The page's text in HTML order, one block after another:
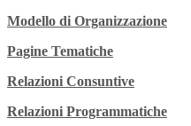
Modello di Organizzazione
Pagine Tematiche
Relazioni Consuntive
Relazioni Programmatiche